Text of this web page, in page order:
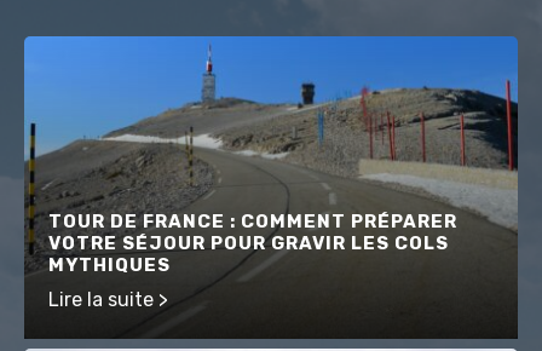
TOUR DE FRANCE : COMMENT PRÉPARER
VOTRE SÉJOUR POUR GRAVIR LES COLS
MYTHIQUES
Lire la suite >